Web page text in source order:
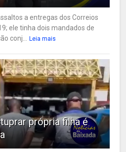
a entregas dos Correios
ele tinha dois mandados de
conj...
Leia mais
própria filha é